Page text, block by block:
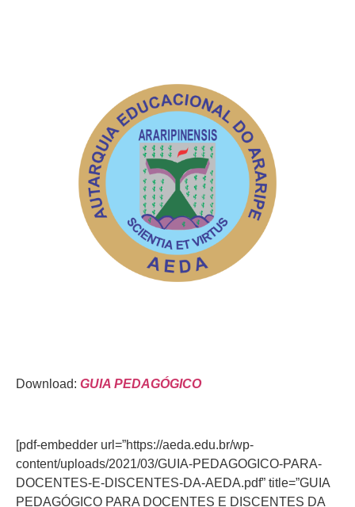
Download: GUIA PEDAGÓGICO
[pdf-embedder url=”https://aeda.edu.br/wp-
content/uploads/2021/03/GUIA-PEDAGOGICO-PARA-
DOCENTES-E-DISCENTES-DA-AEDA.pdf” title=”GUIA
PEDAGÓGICO PARA DOCENTES E DISCENTES DA